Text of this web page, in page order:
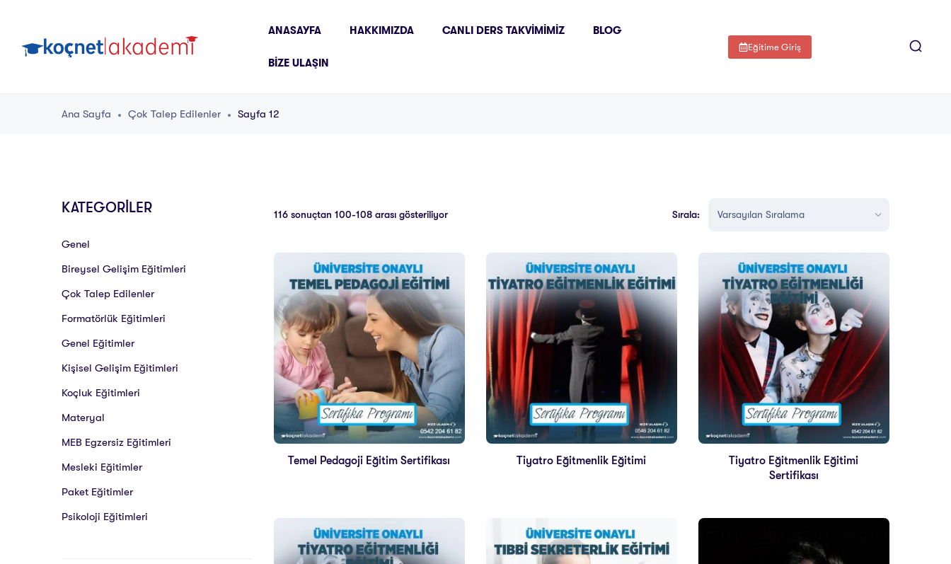
ANASAYFA HAKKIMIZDA CANLI DERS TAKVIMIMIZ BLOG
BIZE ULAŞIN
Eğitime Giriş
Ana Sayfa Çok Talep Edilenler Sayfa 12
KATEGORİLER
Genel
Bireysel Gelişim Eğitimleri
Çok Talep Edilenler
Formatörlük Eğitimleri
Genel Eğitimler
Kişisel Gelişim Eğitimleri
Koçluk Eğitimleri
Materyal
MEB Egzersiz Eğitimleri
Mesleki Eğitimler
Paket Eğitimler
Psikoloji Eğitimleri
116 sonuçtan 100-108 arası gösteriliyor Sırala:
Temel Pedagoji Eğitim Sertifikası Tiyatro Eğitmenlik Eğitimi
Tiyatro Eğitmenlik Eğitimi
Sertifikası